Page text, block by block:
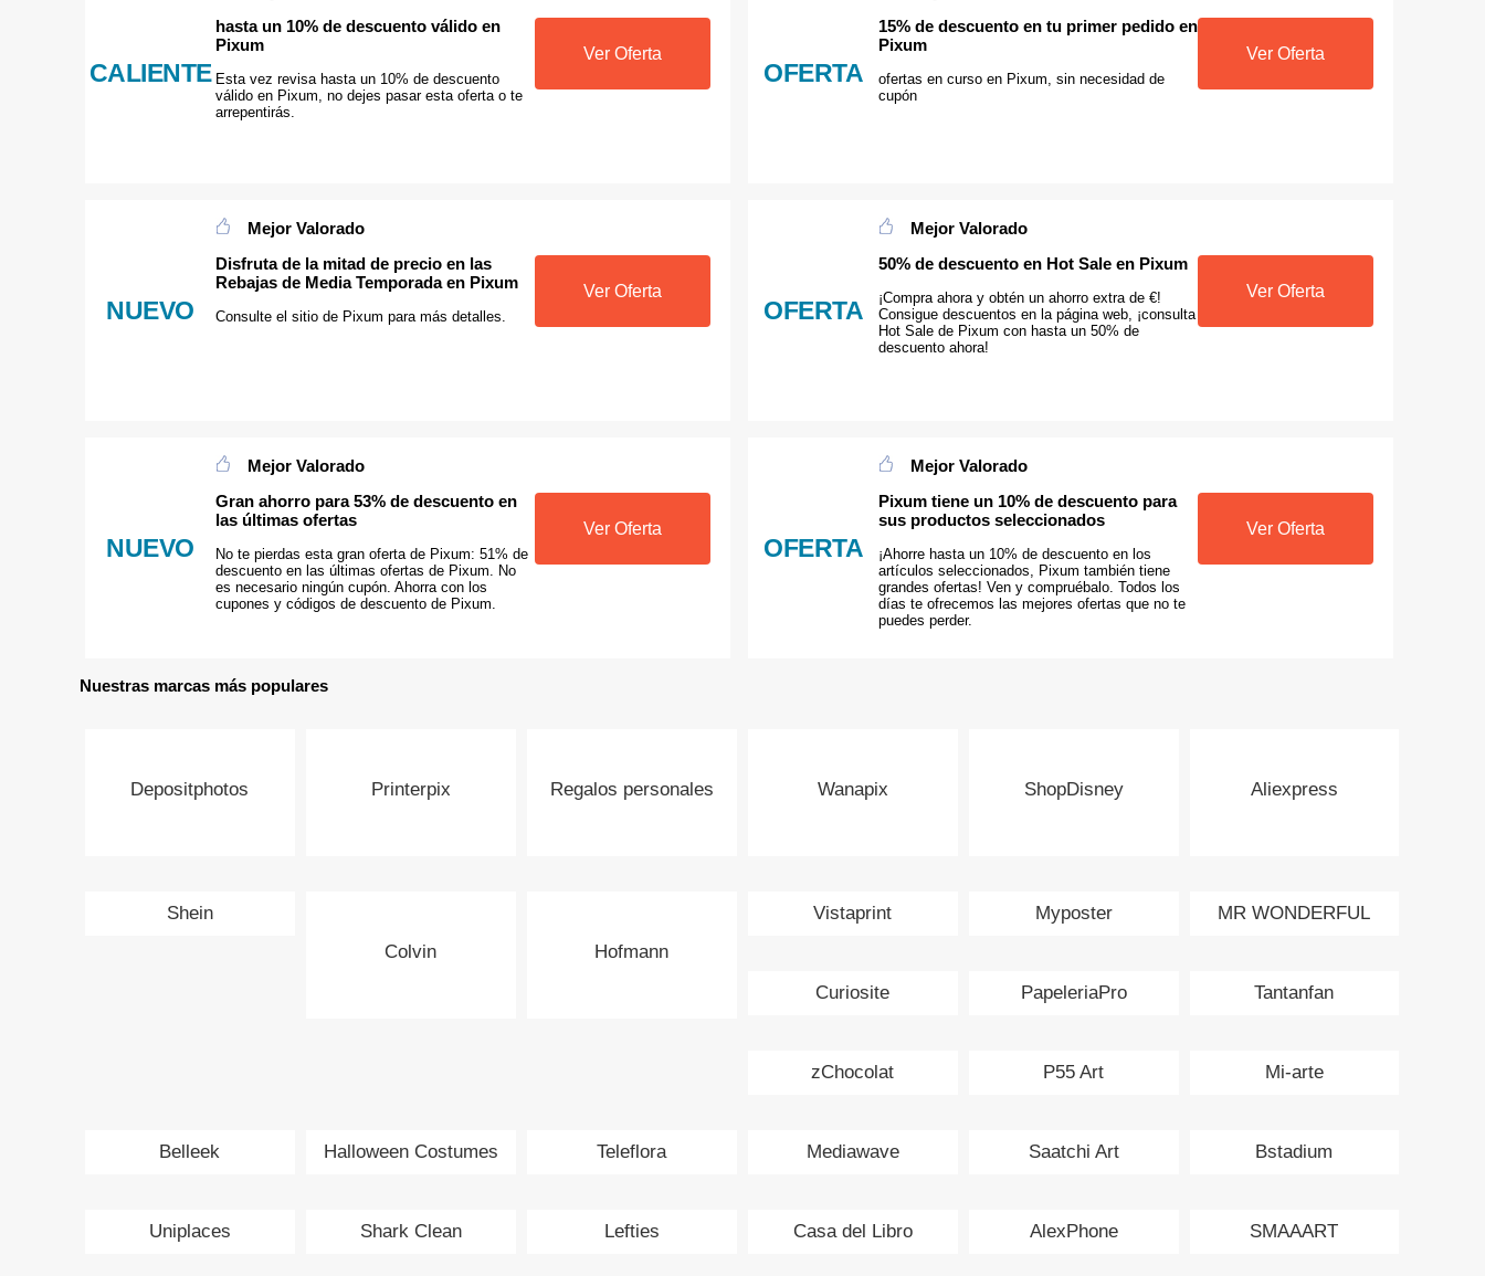
CALIENTE
hasta un 10% de descuento válido en
Pixum
Esta vez revisa hasta un 10% de descuento
válido en Pixum, no dejes pasar esta oferta o te
arrepentirás.
Ver Oferta
OFERTA
15% de descuento en tu primer pedido en
Pixum
ofertas en curso en Pixum, sin necesidad de
cupón
Ver Oferta
NUEVO
Mejor Valorado
Disfruta de la mitad de precio en las
Rebajas de Media Temporada en Pixum
Consulte el sitio de Pixum para más detalles.
Ver Oferta
OFERTA
Mejor Valorado
50% de descuento en Hot Sale en Pixum
¡Compra ahora y obtén un ahorro extra de €!
Consigue descuentos en la página web, ¡consulta
Hot Sale de Pixum con hasta un 50% de
descuento ahora!
Ver Oferta
NUEVO
Mejor Valorado
Gran ahorro para 53% de descuento en
las últimas ofertas
No te pierdas esta gran oferta de Pixum: 51% de
descuento en las últimas ofertas de Pixum. No
es necesario ningún cupón. Ahorra con los
cupones y códigos de descuento de Pixum.
Ver Oferta
OFERTA
Mejor Valorado
Pixum tiene un 10% de descuento para
sus productos seleccionados
¡Ahorre hasta un 10% de descuento en los
artículos seleccionados, Pixum también tiene
grandes ofertas! Ven y compruébalo. Todos los
días te ofrecemos las mejores ofertas que no te
puedes perder.
Ver Oferta
Nuestras marcas más populares
Depositphotos Printerpix Regalos personales Wanapix ShopDisney Aliexpress
Shein
Colvin
Hofmann
Vistaprint Myposter MR WONDERFUL
Curiosite PapeleriaPro Tantanfan
zChocolat P55 Art Mi-arte
Belleek Halloween Costumes Teleflora Mediawave Saatchi Art Bstadium
Uniplaces Shark Clean Lefties Casa del Libro AlexPhone SMAAART